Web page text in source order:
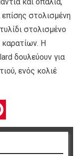
επίσης στολισμένη
στολισμένο
καρατίων. Η
δουλεύουν για
ενός κολιέ